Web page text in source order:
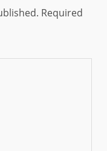
Required